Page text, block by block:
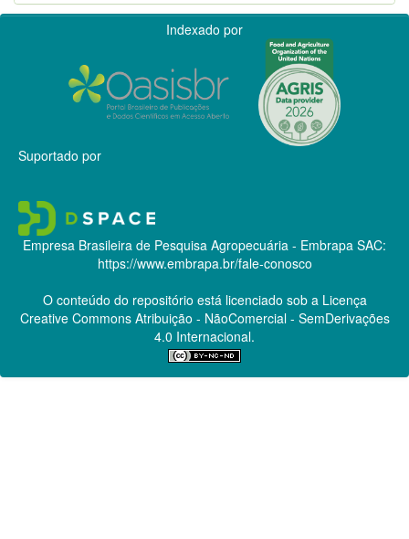
Indexado por
Suportado por
Empresa Brasileira de Pesquisa Agropecuária - Embrapa SAC:
https://www.embrapa.br/fale-conosco
O conteúdo do repositório está licenciado sob a Licença
Creative CommonsAtribuição - NãoComercial - SemDerivações
4.0 Internacional.